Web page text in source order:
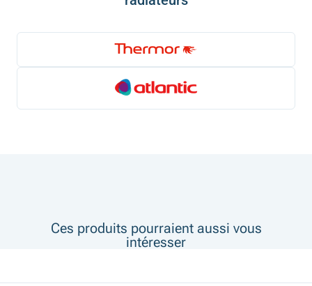
Ces produits pourraient aussi vous
intéresser